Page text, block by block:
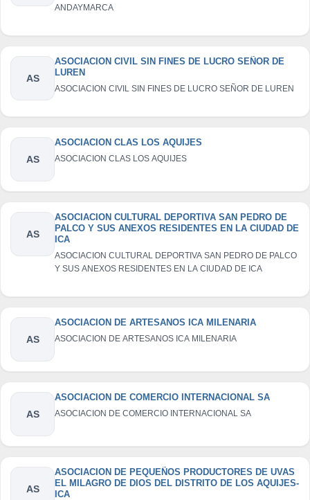
ANDAYMARCA
AS
ASOCIACION CIVIL SIN FINES DE LUCRO SEÑOR DE
LUREN
ASOCIACION CIVIL SIN FINES DE LUCRO SEÑOR DE LUREN
AS
ASOCIACION CLAS LOS AQUIJES
ASOCIACION CLAS LOS AQUIJES
AS
ASOCIACION CULTURAL DEPORTIVA SAN PEDRO DE
PALCO Y SUS ANEXOS RESIDENTES EN LA CIUDAD DE
ICA
ASOCIACION CULTURAL DEPORTIVA SAN PEDRO DE PALCO
Y SUS ANEXOS RESIDENTES EN LA CIUDAD DE ICA
AS
ASOCIACION DE ARTESANOS ICA MILENARIA
ASOCIACION DE ARTESANOS ICA MILENARIA
AS
ASOCIACION DE COMERCIO INTERNACIONAL SA
ASOCIACION DE COMERCIO INTERNACIONAL SA
AS
ASOCIACION DE PEQUEÑOS PRODUCTORES DE UVAS
EL MILAGRO DE DIOS DEL DISTRITO DE LOS AQUIJES-
ICA